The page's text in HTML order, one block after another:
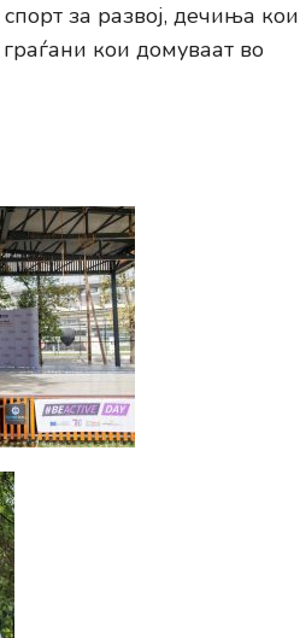
за развој, дечиња кои
кои домуваат во